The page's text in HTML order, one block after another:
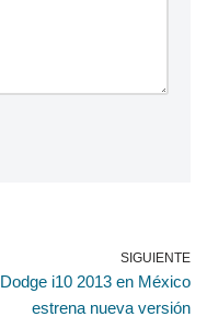
SIGUIENTE
Dodge i10 2013 en México
estrena nueva versión